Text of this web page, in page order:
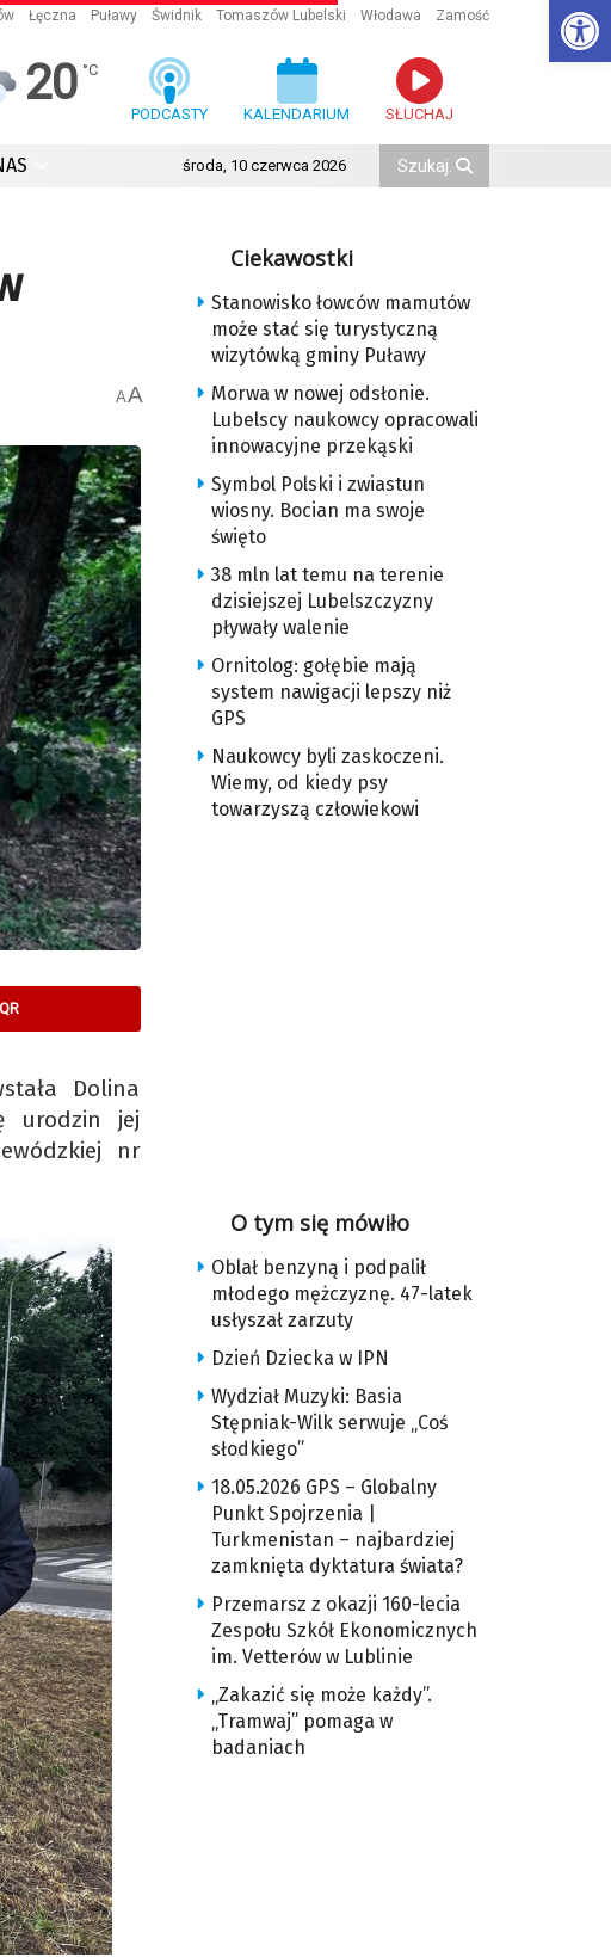
Łęczna Puławy Świdnik Tomaszów Lubelski Włodawa Zamość
20 °C
PODCASTY KALENDARIUM SŁUCHAJ
środa, 10 czerwca 2026
AA
Dolina
urodzin jej
nr
Ciekawostki
Stanowisko łowców mamutów
może stać się turystyczną
wizytówką gminy Puławy
Morwa w nowej odsłonie.
Lubelscy naukowcy opracowali
innowacyjne przekąski
Symbol Polski i zwiastun
wiosny. Bocian ma swoje
święto
38 mln lat temu na terenie
dzisiejszej Lubelszczyzny
pływały walenie
Ornitolog: gołębie mają
system nawigacji lepszy niż
GPS
Naukowcy byli zaskoczeni.
Wiemy, od kiedy psy
towarzyszą człowiekowi
O tym się mówiło
Oblał benzyną i podpalił
młodego mężczyznę. 47-latek
usłyszał zarzuty
Dzień Dziecka w IPN
Wydział Muzyki: Basia
Stępniak-Wilk serwuje „Coś
słodkiego”
18.05.2026 GPS – Globalny
Punkt Spojrzenia |
Turkmenistan – najbardziej
zamknięta dyktatura świata?
Przemarsz z okazji 160-lecia
Zespołu Szkół Ekonomicznych
im. Vetterów w Lublinie
„Zakazić się może każdy”.
„Tramwaj” pomaga w
badaniach